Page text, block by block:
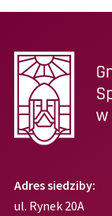
Adres siedziby:
ul. Rynek 20A